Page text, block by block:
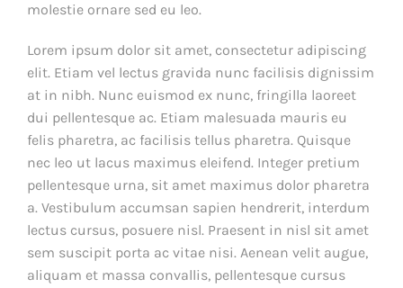
molestie ornare sed eu leo.
Lorem ipsum dolor sit amet, consectetur adipiscing
elit. Etiam vel lectus gravida nunc facilisis dignissim
at in nibh. Nunc euismod ex nunc, fringilla laoreet
dui pellentesque ac. Etiam malesuada mauris eu
felis pharetra, ac facilisis tellus pharetra. Quisque
nec leo ut lacus maximus eleifend. Integer pretium
pellentesque urna, sit amet maximus dolor pharetra
a. Vestibulum accumsan sapien hendrerit, interdum
lectus cursus, posuere nisl. Praesent in nisl sit amet
sem suscipit porta ac vitae nisi. Aenean velit augue,
aliquam et massa convallis, pellentesque cursus